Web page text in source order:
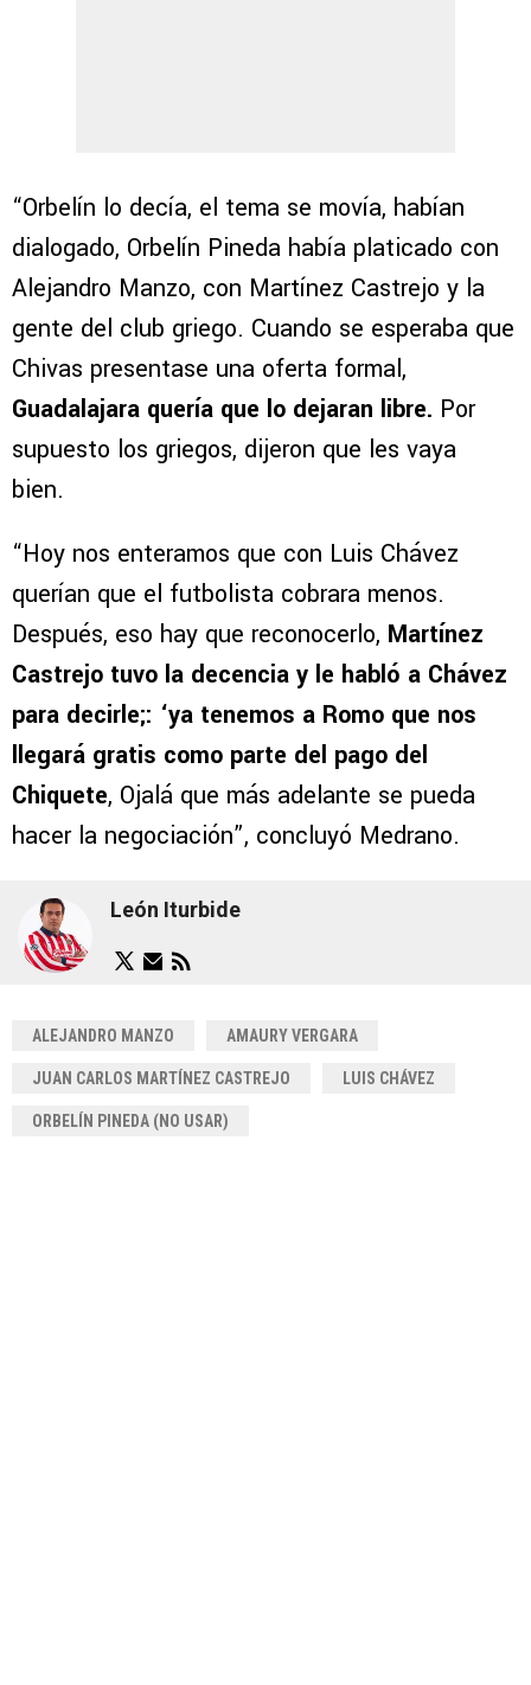
“Orbelín lo decía, el tema se movía, habían
dialogado, Orbelín Pineda había platicado con
Alejandro Manzo, con Martínez Castrejo y la
gente del club griego. Cuando se esperaba que
Chivas presentase una oferta formal,
Guadalajara quería que lo dejaran libre. Por
supuesto los griegos, dijeron que les vaya
bien.
“Hoy nos enteramos que con Luis Chávez
querían que el futbolista cobrara menos.
Después, eso hay que reconocerlo, Martínez
Castrejo tuvo la decencia y le habló a Chávez
para decirle;: ‘ya tenemos a Romo que nos
llegará gratis como parte del pago del
Chiquete, Ojalá que más adelante se pueda
hacer la negociación”, concluyó Medrano.
León Iturbide
ALEJANDRO MANZO AMAURY VERGARA
JUAN CARLOS MARTÍNEZ CASTREJO LUIS CHÁVEZ
ORBELÍN PINEDA (NO USAR)